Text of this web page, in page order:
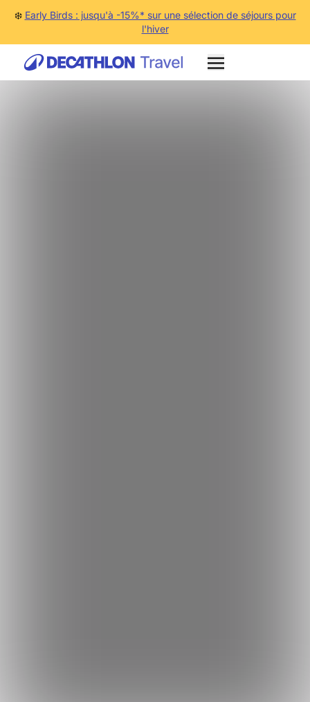
❄️ Early Birds : jusqu'à -15%* sur une sélection de séjours pour
l'hiver